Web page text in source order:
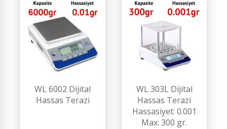
WL 6002 Dijital
Hassas Terazi
WL 303L Dijital
Hassas Terazi
Hassasiyet: 0.001
Max: 300 gr.